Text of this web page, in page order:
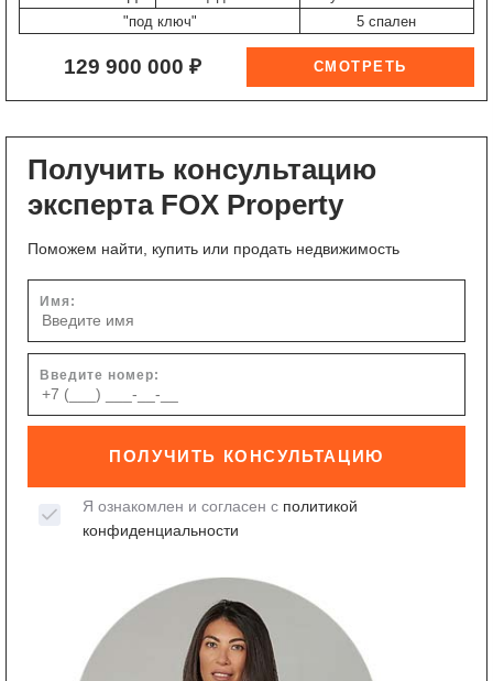
"под ключ"
5 спален
129 900 000 ₽
Получить консультацию
эксперта FOX Property
Поможем найти, купить или продать недвижимость
Имя:
Введите номер:
ПОЛУЧИТЬ КОНСУЛЬТАЦИЮ
Я ознакомлен и согласен с политикой
конфиденциальности